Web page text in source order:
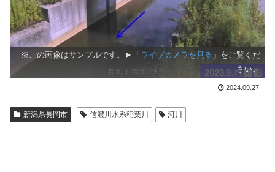
※この画像はサンプルです。►「 ライブカメラを見る 」をご覧くだ
さい。
2024.09.27
新潟県長岡市 信濃川水系稲葉川 河川